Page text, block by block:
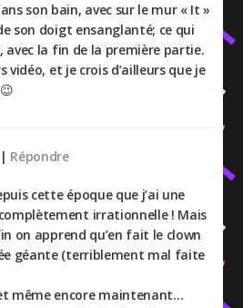
son bain, avec sur le mur « It »
son doigt ensanglanté; ce qui
avec la fin de la première partie.
vidéo, et je crois d’ailleurs que je
| Répondre
cette époque que j’ai une
irrationnelle ! Mais
on apprend qu’en fait le clown
géante (terriblement mal faite
même encore maintenant…